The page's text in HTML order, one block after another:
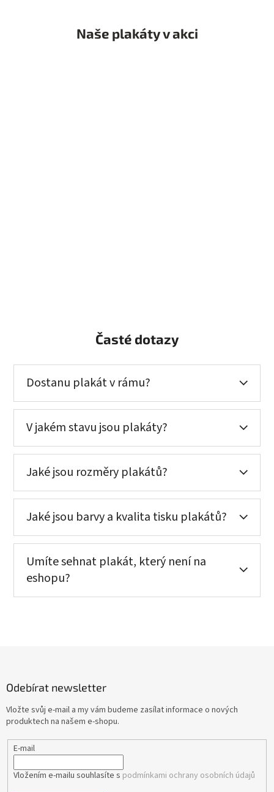
Naše plakáty v akci
Časté dotazy
Dostanu plakát v rámu?
V jakém stavu jsou plakáty?
Jaké jsou rozměry plakátů?
Jaké jsou barvy a kvalita tisku plakátů?
Umíte sehnat plakát, který není na
eshopu?
Odebírat newsletter
Vložte svůj e-mail a my vám budeme zasílat informace o nových
produktech na našem e-shopu.
E-mail
Vložením e-mailu souhlasíte s podmínkami ochrany osobních údajů